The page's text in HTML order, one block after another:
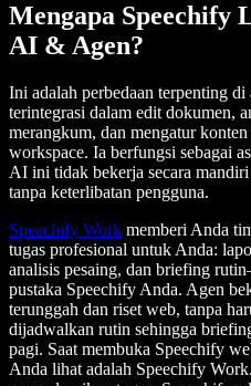
Mengapa Speechify
AI & Agen?
Ini adalah perbedaan terpenting
terintegrasi dalam edit dokumen,
merangkum, dan mengatur
workspace. Ia berfungsi sebagai
AI ini tidak bekerja secara
tanpa keterlibatan pengguna.
Speechify Work memberi Anda
tugas profesional untuk Anda:
analisis pesaing, dan briefing
pustaka Speechify Anda. Agen
terunggah dan riset web, tanpa
dijadwalkan rutin sehingga
pagi. Saat membuka Speechify
Anda lihat adalah Speechify